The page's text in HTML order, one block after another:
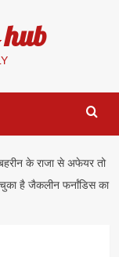
के राजा से अफेयर तो
है जैकलीन फर्नांडिस का